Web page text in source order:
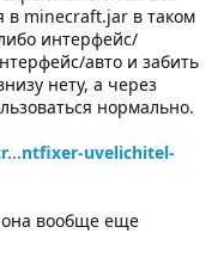
в minecraft.jar в таком
интерфейс/
авто и забить
нету, а через
нормально.
uvelichitel-
вообще еще